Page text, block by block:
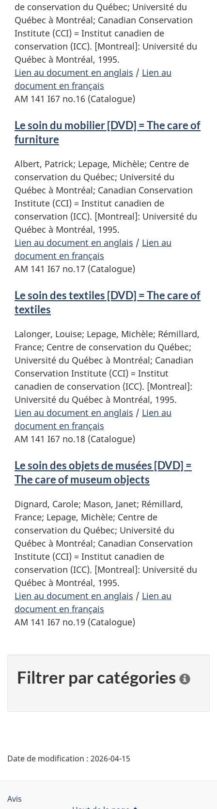
de conservation du Québec; Université du
Québec à Montréal; Canadian Conservation
Institute (CCI) = Institut canadien de
conservation (ICC). [Montreal]: Université du
Québec à Montréal, 1995.
Lien au document en anglais / Lien au
document en français
AM 141 I67 no.16 (Catalogue)
Le soin du mobilier [DVD] = The care of
furniture
Albert, Patrick; Lepage, Michèle; Centre de
conservation du Québec; Université du
Québec à Montréal; Canadian Conservation
Institute (CCI) = Institut canadien de
conservation (ICC). [Montreal]: Université du
Québec à Montréal, 1995.
Lien au document en anglais / Lien au
document en français
AM 141 I67 no.17 (Catalogue)
Le soin des textiles [DVD] = The care of
textiles
Lalonger, Louise; Lepage, Michèle; Rémillard,
France; Centre de conservation du Québec;
Université du Québec à Montréal; Canadian
Conservation Institute (CCI) = Institut
canadien de conservation (ICC). [Montreal]:
Université du Québec à Montréal, 1995.
Lien au document en anglais / Lien au
document en français
AM 141 I67 no.18 (Catalogue)
Le soin des objets de musées [DVD] =
The care of museum objects
Dignard, Carole; Mason, Janet; Rémillard,
France; Lepage, Michèle; Centre de
conservation du Québec; Université du
Québec à Montréal; Canadian Conservation
Institute (CCI) = Institut canadien de
conservation (ICC). [Montreal]: Université du
Québec à Montréal, 1995.
Lien au document en anglais / Lien au
document en français
AM 141 I67 no.19 (Catalogue)
Filtrer par catégories
q
D
Date de modification : 2026-04-15
Organisation
Avis